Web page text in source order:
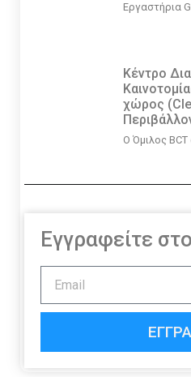
Εργαστήρια
Κέντρο
χώρος
Ο Όμιλος
Εγγραφείτε